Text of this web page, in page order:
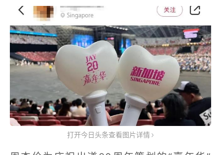
打开今日头条查看图片详情